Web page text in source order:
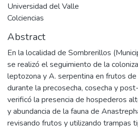
Universidad del Valle
Colciencias
Abstract
En la localidad de Sombrerillos
se realizó el seguimiento de la
leptozona y A. serpentina en frutos
durante la precosecha, cosecha y
verificó la presencia de hospederos
y abundancia de la fauna de
revisando frutos y utilizando trampas